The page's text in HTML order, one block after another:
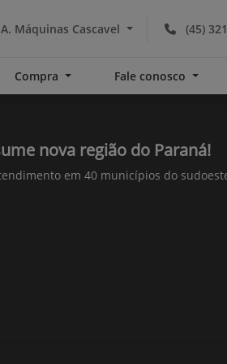
(45)
Máquinas Cascavel
Compra Fale conosco
nova região do Paraná!
em 40 municípios do